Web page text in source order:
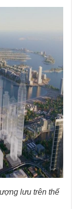
lưu trên thế